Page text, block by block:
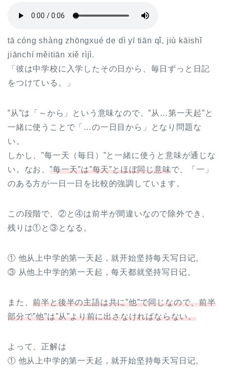
tā cóng shàng zhōngxué de dì yī tiān qǐ, jiù kāishǐ
jiānchí měitiān xiě rìjì.
「彼は中学校に入学したその日から、毎日ずっと日記
をつけている。」
”从”は「～から」という意味なので、”从…第一天起”と
一緒に使うことで「…の一日目から」となり問題な
い。
しかし、”每一天（毎日）”と一緒に使うと意味が通じな
い。なお、 ”每一天”は”每天”とほぼ同じ意味で、「一」
のある方が一日一日を比較的強調しています。
この段階で、②と④は前半が間違いなので除外でき、
残りは①と③となる。
① 他从上中学的第一天起，就开始坚持每天写日记。
③ 从他上中学的第一天起，每天都就坚持写日记。
また、前半と後半の主語は共に”他”で同じなので、前半
部分で”他”は”从”より前に出さなければならない。
よって、正解は
① 他从上中学的第一天起，就开始坚持每天写日记。